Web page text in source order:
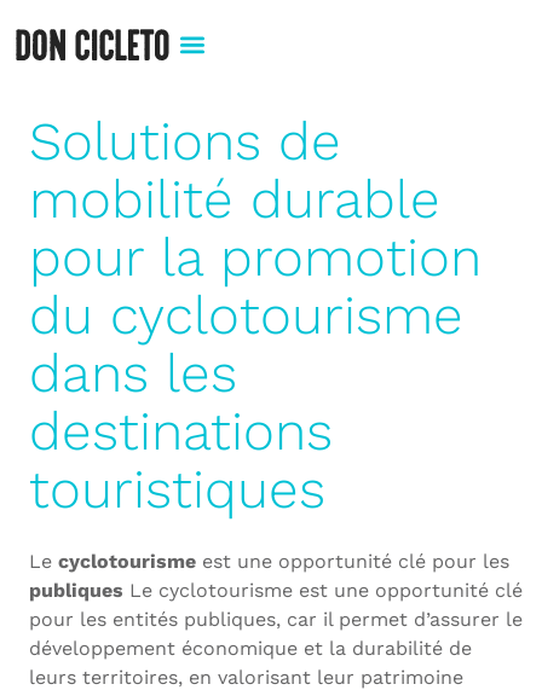
Solutions de
mobilité durable
pour la promotion
du cyclotourisme
dans les
destinations
touristiques
Lecyclotourisme est une opportunité clé pour les
publiques Le cyclotourisme est une opportunité clé
pour les entités publiques, car il permet d’assurer le
développement économique et la durabilité de
leurs territoires, en valorisant leur patrimoine